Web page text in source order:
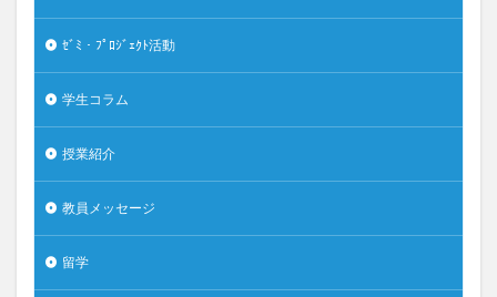
ｾﾞﾐ・ﾌﾟﾛｼﾞｪｸﾄ活動
学生コラム
授業紹介
教員メッセージ
留学